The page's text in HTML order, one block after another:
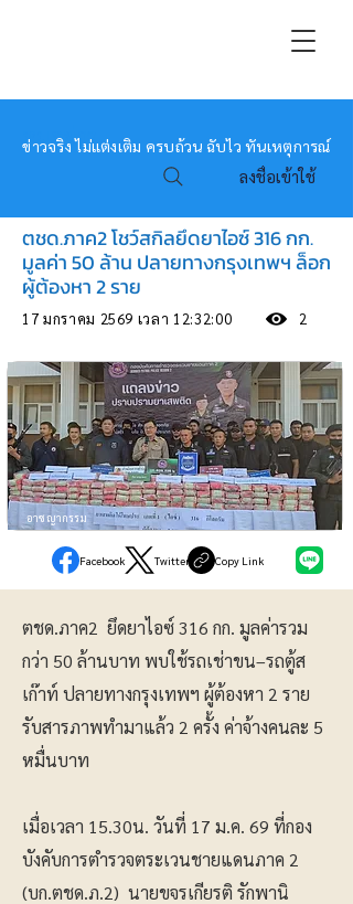
หมอข่าว
ข่าวจริง ไม่แต่งเติม ครบถ้วน ฉับไว ทันเหตุการณ์
ลงชื่อเข้าใช้
ตชด.ภาค2 โชว์สกิลยึดยาไอซ์ 316 กก.
มูลค่า 50 ล้าน ปลายทางกรุงเทพฯ ล็อก
ผู้ต้องหา 2 ราย
17 มกราคม 2569 เวลา 12:32:00 2
อาชญากรรม
Facebook Twitter Copy Link
ตชด.ภาค2 ยึดยาไอซ์ 316 กก. มูลค่ารวม
กว่า 50 ล้านบาท พบใช้รถเช่าขน–รถตู้ส
เก๊าท์ ปลายทางกรุงเทพฯ ผู้ต้องหา 2 ราย
รับสารภาพทำมาแล้ว 2 ครั้ง ค่าจ้างคนละ 5
หมื่นบาท
เมื่อเวลา 15.30น. วันที่ 17 ม.ค. 69 ที่กอง
บังคับการตำรวจตระเวนชายแดนภาค 2
(บก.ตชด.ภ.2) นายขจรเกียรติ รักพานิ